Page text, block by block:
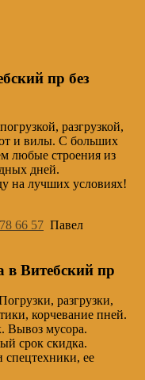
пр без
разгрузкой,
и вилы. С больших
любые строения из
дней.
на лучших условиях!
66 57 Павел
в Витебский пр
разгрузки,
корчевание пней.
Вывоз мусора.
срок скидка.
спецтехники, ее